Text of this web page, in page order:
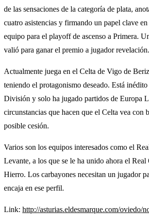
de las sensaciones de la categoría de plata,
cuatro asistencias y firmando un papel clave
equipo para el playoff de ascenso a Primera.
valió para ganar el premio a jugador revelación.
Actualmente juega en el Celta de Vigo de
teniendo el protagonismo deseado. Está
División y solo ha jugado partidos de Europa
circunstancias que hacen que el Celta vea con
posible cesión.
Varios son los equipos interesados como el
Levante, a los que se le ha unido ahora el
Hierro. Los carbayones necesitan un jugador
encaja en ese perfil.
Link: http://asturias.eldesmarque.com/oviedo/